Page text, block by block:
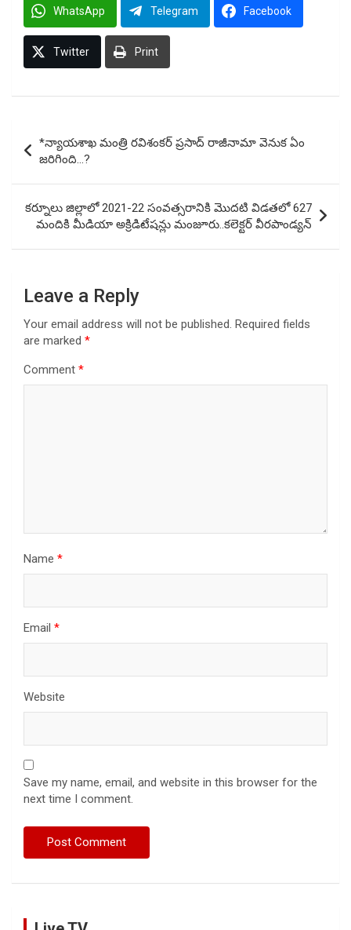
WhatsApp Telegram Facebook
Twitter Print
navigation
*న్యాయశాఖ మంత్రి రవిశంకర్ ప్రసాద్ రాజీనామా వెనుక ఏం
జరిగింది…?
కర్నూలు జిల్లాలో 2021-22 సంవత్సరానికి మొదటి విడతలో 627
మందికి మీడియా అక్రిడిటేషన్లు మంజూరు..కలెక్టర్ వీరపాండ్యన్
Leave a Reply
Your email address will not be published. Required fields
are marked *
Comment *
Name *
Email *
Website
Save my name, email, and website in this browser for the
next time I comment.